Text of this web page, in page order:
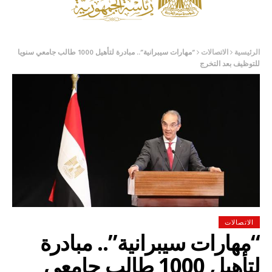
الرئيسية الاتصالات
“مهارات سيبرانية”.. مبادرة لتأهيل 1000 طالب جامعي سنويا
للتوظيف بعد التخرج
الاتصالات
“مهارات سيبرانية”.. مبادرة
لتأهيل 1000 طالب جامعي